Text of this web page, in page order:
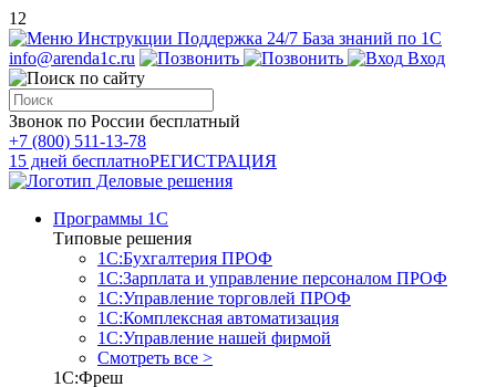
12
Инструкции Поддержка 24/7 База знаний по 1С
info@arenda1c.ru
Вход
Звонок по России бесплатный
+7 (800) 511-13-78
15 дней бесплатноРЕГИСТРАЦИЯ
Программы 1С
Типовые решения
1С:Бухгалтерия ПРОФ
1С:Зарплата и управление персоналом ПРОФ
1С:Управление торговлей ПРОФ
1С:Комплексная автоматизация
1С:Управление нашей фирмой
Смотреть все >
1С:Фреш